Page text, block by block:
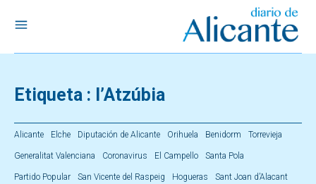
Etiqueta : l’Atzúbia
Alicante Elche Diputación de Alicante Orihuela Benidorm Torrevieja
Generalitat Valenciana Coronavirus El Campello Santa Pola
Partido Popular San Vicente del Raspeig Hogueras Sant Joan d’Alacant